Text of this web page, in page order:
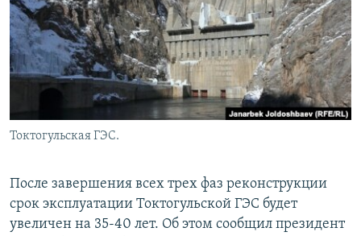
Токтогульская ГЭС.
После завершения всех трех фаз реконструкции
срок эксплуатации Токтогульской ГЭС будет
увеличен на 35-40 лет. Об этом сообщил президент